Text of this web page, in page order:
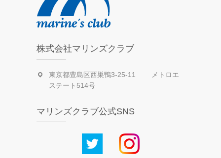
株式会社マリンズクラブ
東京都豊島区西巣鴨3-25-11 メトロエ
ステート514号
マリンズクラブ公式SNS